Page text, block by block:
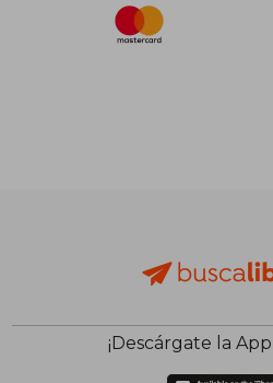
¡Descárgate la App